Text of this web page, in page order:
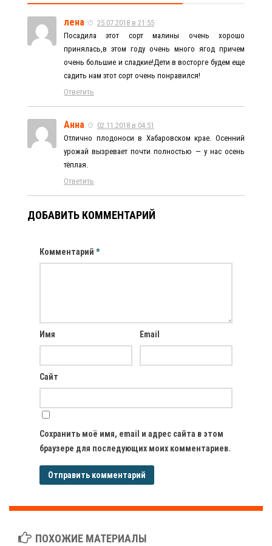
лена
25.07.2018 в 21:55
Посадила этот сорт малины очень хорошо
принялась,в этом году очень много ягод причем
очень большие и сладкие!Дети в восторге будем еще
садить нам этот сорт очень понравился!
Ответить
Анна
02.11.2018 в 04:51
Отлично плодоноси в Хабаровском крае. Осенний
урожай вызревает почти полностью — у нас осень
тёплая.
Ответить
ДОБАВИТЬ КОММЕНТАРИЙ
Комментарий *
Имя Email
Сайт
Сохранить моё имя, email и адрес сайта в этом
браузере для последующих моих комментариев.
ПОХОЖИЕ МАТЕРИАЛЫ